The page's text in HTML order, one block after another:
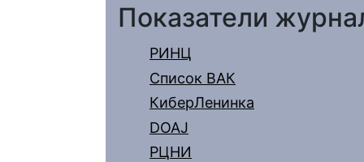
Показатели
РИНЦ
Список ВАК
КиберЛенинка
DOAJ
РЦНИ